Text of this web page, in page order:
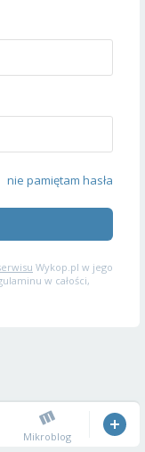
nie pamiętam hasła
Wykop.pl w jego
w całości,
Mikroblog